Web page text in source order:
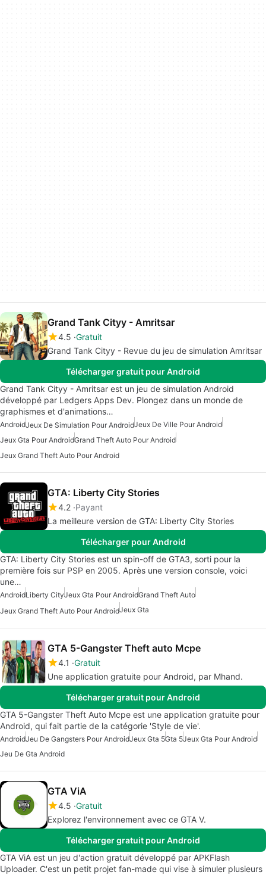
Grand Tank Cityy - Amritsar
4.5 Gratuit
Grand Tank Cityy - Revue du jeu de simulation Amritsar
Télécharger gratuit pour Android
Grand Tank Cityy - Amritsar est un jeu de simulation Android
développé par Ledgers Apps Dev. Plongez dans un monde de
graphismes et d'animations…
AndroidJeux De Simulation Pour AndroidJeux De Ville Pour Android
Jeux Gta Pour AndroidGrand Theft Auto Pour Android
Jeux Grand Theft Auto Pour Android
GTA: Liberty City Stories
4.2 Payant
La meilleure version de GTA: Liberty City Stories
Télécharger pour Android
GTA: Liberty City Stories est un spin-off de GTA3, sorti pour la
première fois sur PSP en 2005. Après une version console, voici
une…
AndroidLiberty CityJeux Gta Pour AndroidGrand Theft Auto
Jeux Grand Theft Auto Pour AndroidJeux Gta
GTA 5-Gangster Theft auto Mcpe
4.1 Gratuit
Une application gratuite pour Android, par Mhand.
Télécharger gratuit pour Android
GTA 5-Gangster Theft Auto Mcpe est une application gratuite pour
Android, qui fait partie de la catégorie 'Style de vie'.
AndroidJeu De Gangsters Pour AndroidJeux Gta 5Gta 5Jeux Gta Pour Android
Jeu De Gta Android
GTA ViA
4.5 Gratuit
Explorez l'environnement avec ce GTA V.
Télécharger gratuit pour Android
GTA ViA est un jeu d'action gratuit développé par APKFlash
Uploader. C'est un petit projet fan-made qui vise à simuler plusieurs